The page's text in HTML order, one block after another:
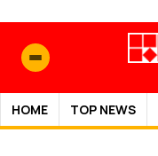
HOME TOP NEWS